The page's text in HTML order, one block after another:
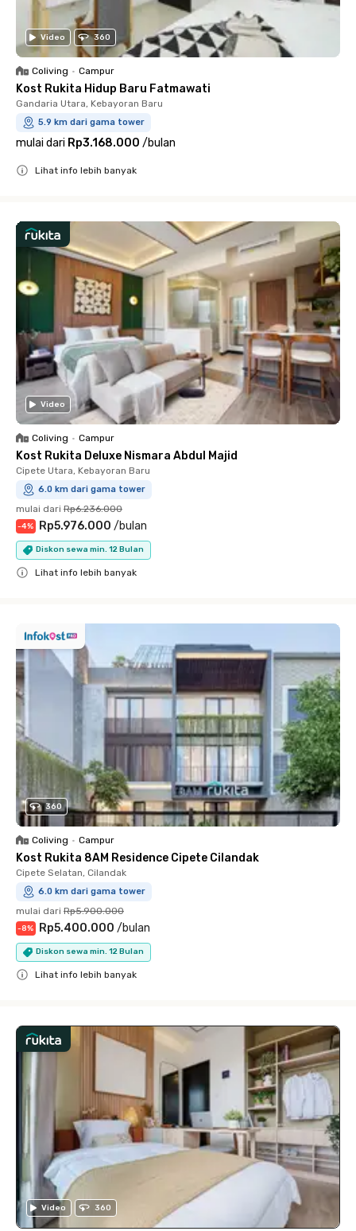
Video 360
Coliving • Campur
Kost Rukita Hidup Baru Fatmawati
Gandaria Utara, Kebayoran Baru
5.9 km dari gama tower
mulai dari Rp3.168.000 /bulan
Lihat info lebih banyak
Video
Coliving • Campur
Kost Rukita Deluxe Nismara Abdul Majid
Cipete Utara, Kebayoran Baru
6.0 km dari gama tower
mulai dari Rp6.236.000
-4% Rp5.976.000 /bulan
Diskon sewa min. 12 Bulan
Lihat info lebih banyak
360
Coliving • Campur
Kost Rukita 8AM Residence Cipete Cilandak
Cipete Selatan, Cilandak
6.0 km dari gama tower
mulai dari Rp5.900.000
-8% Rp5.400.000 /bulan
Diskon sewa min. 12 Bulan
Lihat info lebih banyak
Video 360